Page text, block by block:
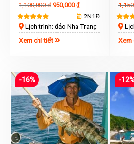
1,100,000₫ 950,000₫
2N1Đ
Lịch trình: đảo Nha Trang
Xem chi tiết
Xem
-16% -12%